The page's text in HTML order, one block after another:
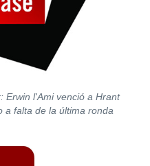
Erwin l'Ami venció a Hrant
a falta de la última ronda